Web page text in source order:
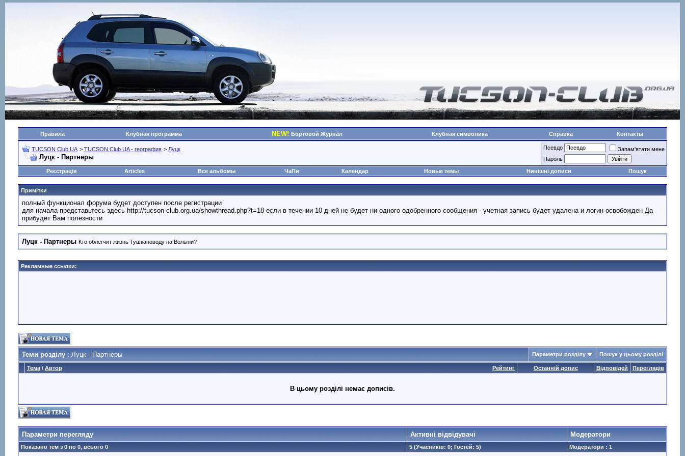
Правила Клубная программа NEW! Бортовой Журнал Клубная символика Справка Контакты
TUCSON Club UA > TUCSON Club UA - география > Луцк
Луцк - Партнеры
Псевдо
Запам'ятати мене
Пароль
Реєстрація
Articles Все альбомы ЧаПи Календар Новые темы Нинішні дописи Пошук
Примітки
полный функционал форума будет доступен после регистрации
для начала представьтесь здесь http://tucson-club.org.ua/showthread.php?t=18 если в течении 10 дней не будет ни одного одобренного сообщения - учетная запись будет удалена и логин освобожден Да
прибудет Вам полезности
Луцк - Партнеры Кто облегчит жизнь Тушкановоду на Волыни?
Рекламные ссылки:
Теми розділу : Луцк - Партнеры Параметри розділу Пошук у цьому розділі
Рейтинг
Тема / Автор Останній допис Відповідей Переглядів
В цьому розділі немає дописів.
Параметри перегляду Активні відвідувачі Модератори
Показано тем з 0 по 0, всього 0 5 (Учасників: 0; Гостей: 5)
Модератори : 1